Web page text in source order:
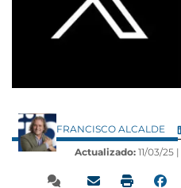
FRANCISCO ALCALDE
Actualizado: 11/03/25 |